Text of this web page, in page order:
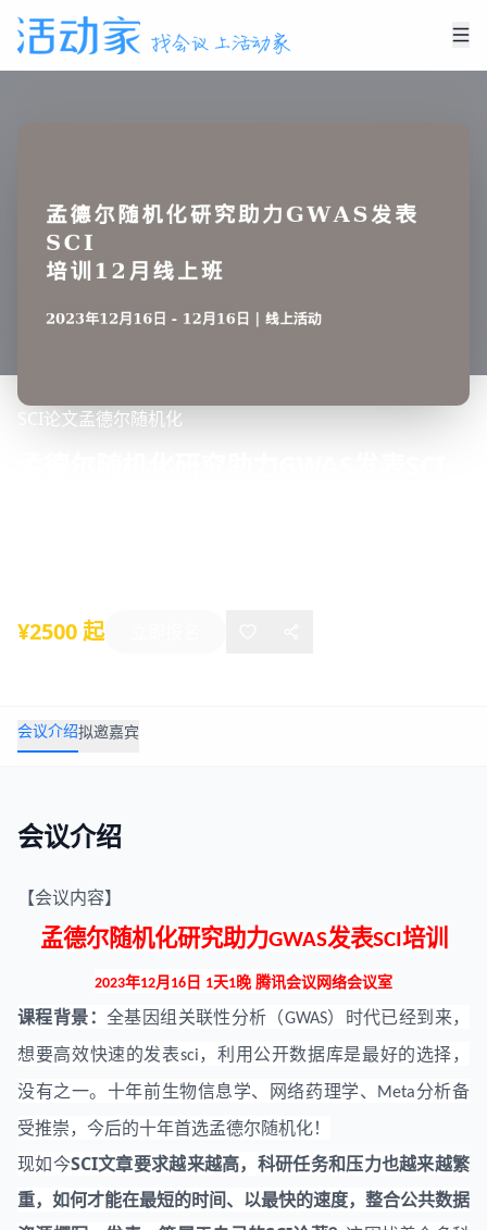
SCI论文孟德尔随机化
¥2500 起
会议介绍拟邀嘉宾
会议介绍
【会议内容】
孟德尔随机化研究助力GWAS发表SCI 培训
2023年12月 16 日 1天1晚 腾讯会议网络会议室
课程背景： 全基因组关联性分析（GWAS）时代已经到来，
想要高效快速的发表sci，利用公开数据库是最好的选择，
没有之一。十年前生物信息学、网络药理学、
Meta分析备
受推崇，今后的十年首选孟德尔随机化！
现如今SCI文章要求越来越高，科研任务和压力也越来越繁
重，如何才能在最短的时间、以最快的速度，整合公共数据